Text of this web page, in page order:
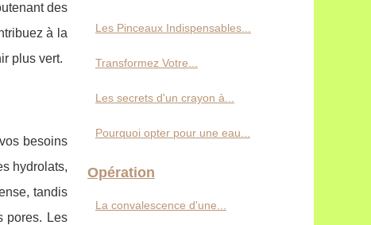
des
à la
plus vert.
besoins
hydrolats,
tandis
pores. Les
Les Pinceaux Indispensables...
Transformez Votre...
Les secrets d'un crayon à...
Pourquoi opter pour une eau...
Opération
La convalescence d'une...